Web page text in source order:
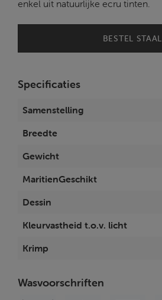
enkel uit natuurlijke ecru tinten.
BESTEL STAAL
Specificaties
Samenstelling
Breedte
Gewicht
MaritienGeschikt
Dessin
Kleurvastheid t.o.v. licht
Krimp
Wasvoorschriften